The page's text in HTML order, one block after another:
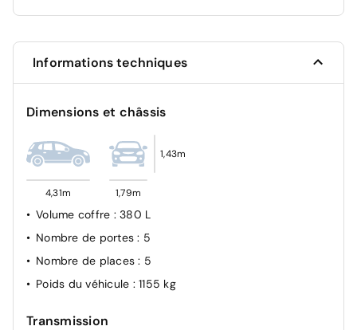
séquentiels
Témoin d'usure des garnitures de frein
Informations techniques
Dimensions et châssis
4,31m 1,79m
1,43m
Volume coffre : 380 L
Nombre de portes: 5
Nombre de places: 5
Poids du véhicule : 1155 kg
Transmission